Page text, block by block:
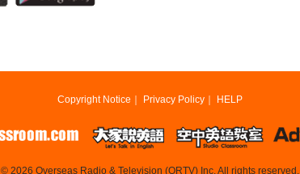
Copyright Notice ｜ Privacy Policy｜ HELP
© 2026 Overseas Radio & Television (ORTV) Inc. All rights reserved.